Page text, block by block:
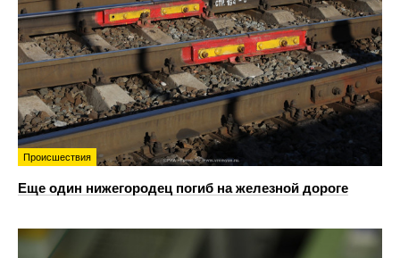
Происшествия
Еще один нижегородец погиб на железной дороге